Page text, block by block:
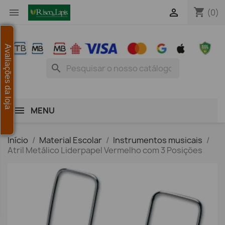
 shopping_cart (0)

search
MENU
Início Material Escolar
Instrumentos musicais
Atril Metálico Liderpapel Vermelho com 3 Posições
Avaliações da loja